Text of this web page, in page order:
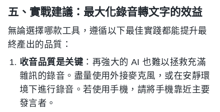
五、實戰建議：最大化錄音轉文字的效益
無論選擇哪款工具，遵循以下最佳實踐都能提升最
終產出的品質：
收音品質是关键：再強大的 AI 也難以拯救充滿
雜訊的錄音。盡量使用外接麥克風，或在安靜環
境下進行錄音。若使用手機，請將手機靠近主要
發言者。